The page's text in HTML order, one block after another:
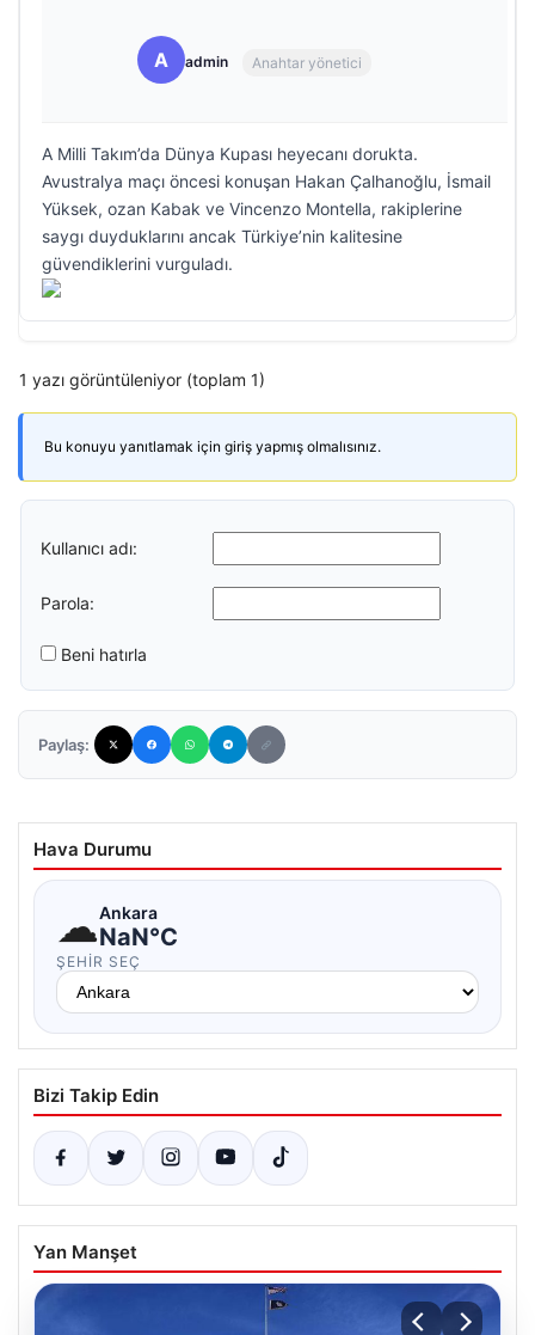
A admin Anahtar yönetici
A Milli Takım’da Dünya Kupası heyecanı dorukta.
Avustralya maçı öncesi konuşan Hakan Çalhanoğlu, İsmail
Yüksek, ozan Kabak ve Vincenzo Montella, rakiplerine
saygı duyduklarını ancak Türkiye’nin kalitesine
güvendiklerini vurguladı.
1 yazı görüntüleniyor (toplam 1)
Bu konuyu yanıtlamak için giriş yapmış olmalısınız.
Kullanıcı adı:
Parola:
Beni hatırla
Paylaş:
Hava Durumu
☁Ankara
NaN°C
ŞEHIR SEÇ
Bizi Takip Edin
Yan Manşet